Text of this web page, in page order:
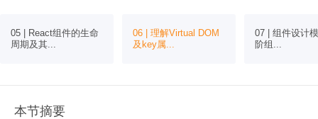
05 | React组件的生命
周期及其...
06 | 理解Virtual DOM
及key属...
07 | 组件设计
阶组...
本节摘要